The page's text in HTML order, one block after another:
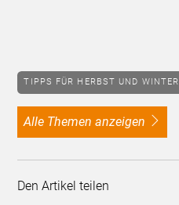
TIPPS FÜR HERBST UND WINTER
alle Themen anzeigen
Den Artikel teilen